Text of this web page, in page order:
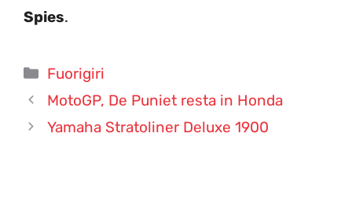
Spies.
Categorie
Fuorigiri
MotoGP, De Puniet resta in Honda
Yamaha Stratoliner Deluxe 1900